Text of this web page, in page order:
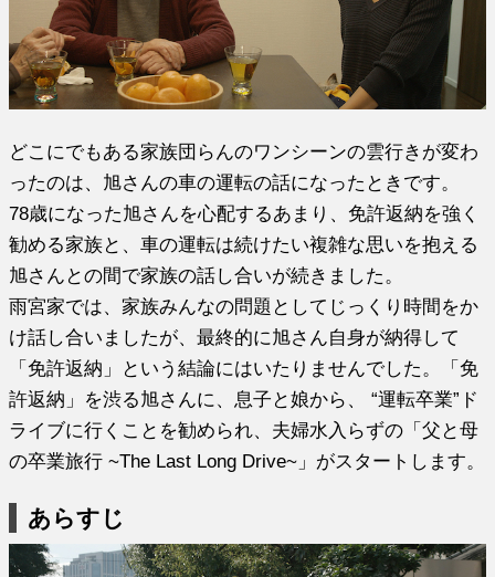
どこにでもある家族団らんのワンシーンの雲行きが変わ
ったのは、旭さんの車の運転の話になったときです。
78歳になった旭さんを心配するあまり、免許返納を強く
勧める家族と、車の運転は続けたい複雑な思いを抱える
旭さんとの間で家族の話し合いが続きました。
雨宮家では、家族みんなの問題としてじっくり時間をか
け話し合いましたが、最終的に旭さん自身が納得して
「免許返納」という結論にはいたりませんでした。「免
許返納」を渋る旭さんに、息子と娘から、 “運転卒業”ド
ライブに行くことを勧められ、夫婦水入らずの「父と母
の卒業旅行 ~The Last Long Drive~」がスタートします。
あらすじ